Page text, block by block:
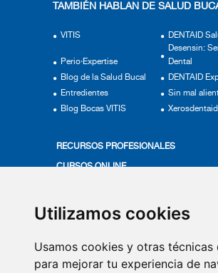
Utilizamos cookies
Usamos cookies y otras técnicas
para mejorar tu experiencia de
TAMBIÉN HABLAN DE SALUD
VITIS DENTAID
Perio·Expertise
Desensin:
Dental
Blog de la Salud Bucal
DENTAID
Entredientes
Sin mal
Blog Bocas VITIS
Xerosdentaid
RECURSOS PROFESIONALES
CURSOS ONLINE
PRODUCTOS VITIS
VÍDEOS